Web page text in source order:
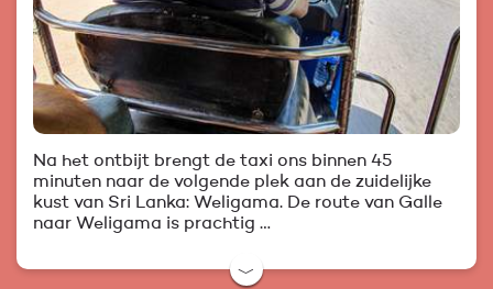
Na het ontbijt brengt de taxi ons binnen 45
minuten naar de volgende plek aan de zuidelijke
kust van Sri Lanka: Weligama. De route van Galle
naar Weligama is prachtig …
﹀